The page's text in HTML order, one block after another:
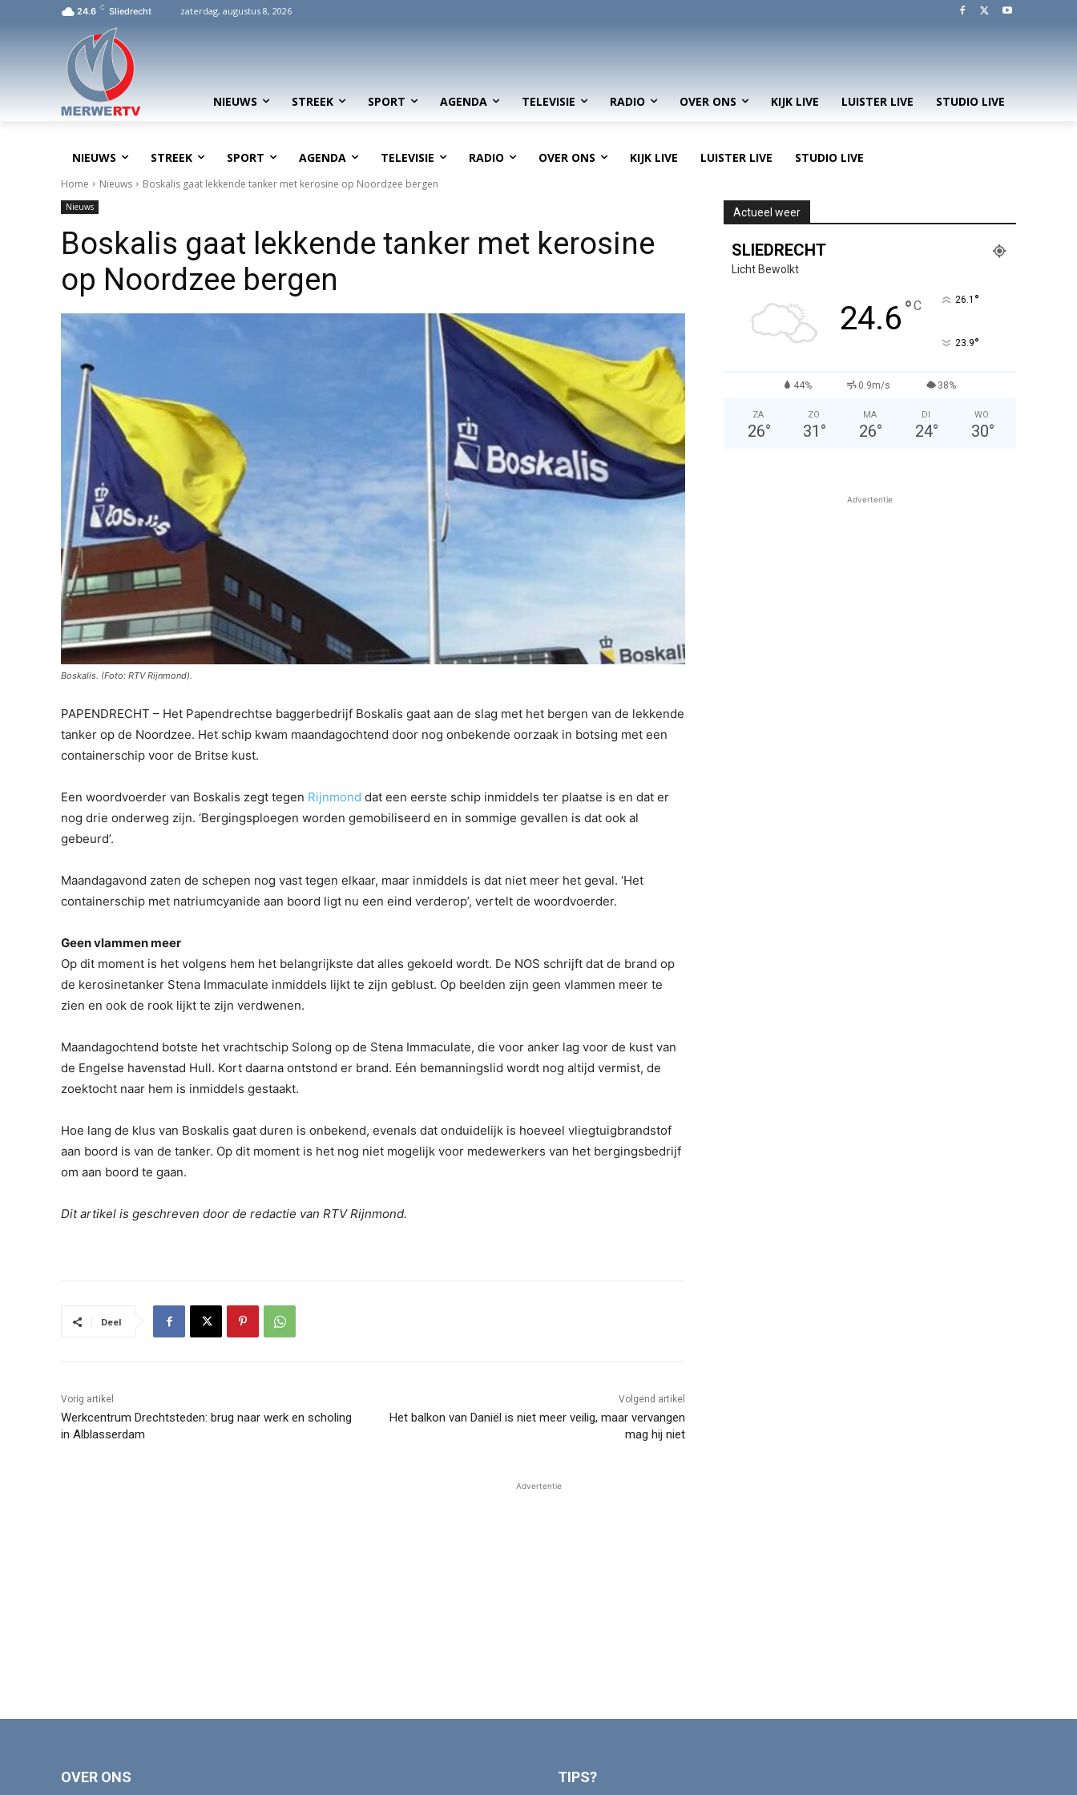
24.6 C Sliedrecht zaterdag, augustus 8, 2026
NIEUWS STREEK SPORT AGENDA TELEVISIE RADIO OVER ONS KIJK LIVE LUISTER LIVE STUDIO LIVE
NIEUWS STREEK SPORT AGENDA TELEVISIE RADIO OVER ONS KIJK LIVE LUISTER LIVE STUDIO LIVE
Home Nieuws Boskalis gaat lekkende tanker met kerosine op Noordzee bergen
Nieuws
Boskalis gaat lekkende tanker met kerosine
op Noordzee bergen
Boskalis. (Foto: RTV Rijnmond).
PAPENDRECHT – Het Papendrechtse baggerbedrijf Boskalis gaat aan de slag met het bergen van de lekkende
tanker op de Noordzee. Het schip kwam maandagochtend door nog onbekende oorzaak in botsing met een
containerschip voor de Britse kust.
Een woordvoerder van Boskalis zegt tegen Rijnmond dat een eerste schip inmiddels ter plaatse is en dat er
nog drie onderweg zijn. ‘Bergingsploegen worden gemobiliseerd en in sommige gevallen is dat ook al
gebeurd’.
Maandagavond zaten de schepen nog vast tegen elkaar, maar inmiddels is dat niet meer het geval. ‘Het
containerschip met natriumcyanide aan boord ligt nu een eind verderop’, vertelt de woordvoerder.
Geen vlammen meer
Op dit moment is het volgens hem het belangrijkste dat alles gekoeld wordt. De NOS schrijft dat de brand op
de kerosinetanker Stena Immaculate inmiddels lijkt te zijn geblust. Op beelden zijn geen vlammen meer te
zien en ook de rook lijkt te zijn verdwenen.
Maandagochtend botste het vrachtschip Solong op de Stena Immaculate, die voor anker lag voor de kust van
de Engelse havenstad Hull. Kort daarna ontstond er brand. Eén bemanningslid wordt nog altijd vermist, de
zoektocht naar hem is inmiddels gestaakt.
Hoe lang de klus van Boskalis gaat duren is onbekend, evenals dat onduidelijk is hoeveel vliegtuigbrandstof
aan boord is van de tanker. Op dit moment is het nog niet mogelijk voor medewerkers van het bergingsbedrijf
om aan boord te gaan.
Dit artikel is geschreven door de redactie van RTV Rijnmond.
Deel
Vorig artikel
Werkcentrum Drechtsteden: brug naar werk en scholing
in Alblasserdam
Volgend artikel
Het balkon van Daniël is niet meer veilig, maar vervangen
mag hij niet
Actueel weer
SLIEDRECHT
Licht Bewolkt
24.6°C 26.1 °
23.9°
44% 0.9m/s 38%
ZA
26°
ZO
31 °
MA
26°
DI
24°
WO
30°
Advertentie
Advertentie
OVER ONS TIPS?